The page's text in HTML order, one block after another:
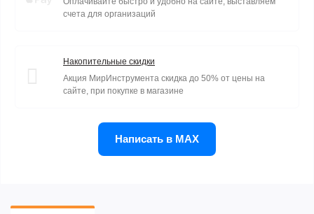
счета для организаций
Накопительные скидки
Акция МирИнструмента скидка до 50% от цены на
сайте, при покупке в магазине
Написать в MAX